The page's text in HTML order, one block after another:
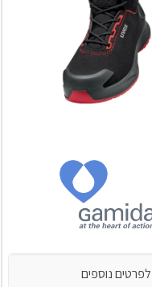
לפרטים נוספים